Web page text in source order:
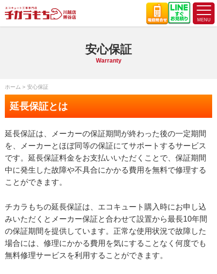
安心保証
Warranty
ホーム 安心保証
延長保証とは
延長保証は、メーカーの保証期間が終わった後の一定期間
を、メーカーとほぼ同等の保証にてサポートするサービス
です。延長保証料金をお支払いいただくことで、保証期間
中に発生した故障や不具合にかかる費用を無料で修理する
ことができます。
チカラもちの延長保証は、エコキュート購入時にお申し込
みいただくとメーカー保証と合わせて設置から最長10年間
の保証期間を提供しています。正常な使用状況で故障した
場合には、修理にかかる費用を気にすることなく何度でも
無料修理サービスを利用することができます。